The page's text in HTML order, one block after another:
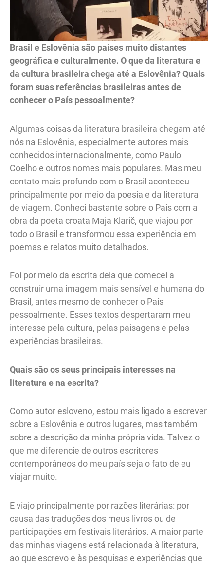
Brasil e Eslovênia são países muito distantes
geográfica e culturalmente. O que da literatura e
da cultura brasileira chega até a Eslovênia? Quais
foram suas referências brasileiras antes de
conhecer o País pessoalmente?
Algumas coisas da literatura brasileira chegam até
nós na Eslovênia, especialmente autores mais
conhecidos internacionalmente, como Paulo
Coelho e outros nomes mais populares. Mas meu
contato mais profundo com o Brasil aconteceu
principalmente por meio da poesia e da literatura
de viagem. Conheci bastante sobre o País com a
obra da poeta croata Maja Klarič, que viajou por
todo o Brasil e transformou essa experiência em
poemas e relatos muito detalhados.
Foi por meio da escrita dela que comecei a
construir uma imagem mais sensível e humana do
Brasil, antes mesmo de conhecer o País
pessoalmente. Esses textos despertaram meu
interesse pela cultura, pelas paisagens e pelas
experiências brasileiras.
Quais são os seus principais interesses na
literatura e na escrita?
Como autor esloveno, estou mais ligado a escrever
sobre a Eslovênia e outros lugares, mas também
sobre a descrição da minha própria vida. Talvez o
que me diferencie de outros escritores
contemporâneos do meu país seja o fato de eu
viajar muito.
E viajo principalmente por razões literárias: por
causa das traduções dos meus livros ou de
participações em festivais literários. A maior parte
das minhas viagens está relacionada à literatura,
ao que escrevo e às pesquisas e experiências que